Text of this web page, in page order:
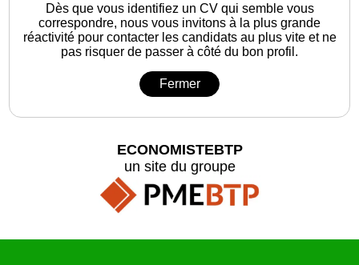
Dès que vous identifiez un CV qui semble vous
correspondre, nous vous invitons à la plus grande
réactivité pour contacter les candidats au plus vite et ne
pas risquer de passer à côté du bon profil.
Fermer
ECONOMISTEBTP
un site du groupe